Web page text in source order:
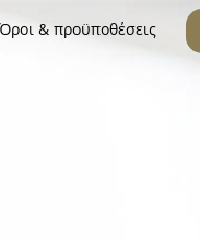
Όροι & προϋποθέσεις